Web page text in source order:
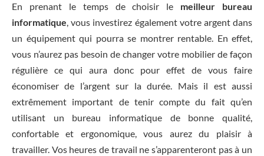
En prenant le temps de choisir le meilleur bureau
informatique, vous investirez également votre argent dans
un équipement qui pourra se montrer rentable. En effet,
vous n’aurez pas besoin de changer votre mobilier de façon
régulière ce qui aura donc pour effet de vous faire
économiser de l’argent sur la durée. Mais il est aussi
extrêmement important de tenir compte du fait qu’en
utilisant un bureau informatique de bonne qualité,
confortable et ergonomique, vous aurez du plaisir à
travailler. Vos heures de travail ne s’apparenteront pas à un